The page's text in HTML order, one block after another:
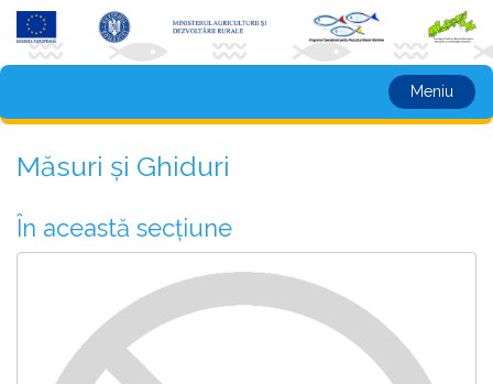
Meniu
Măsuri și Ghiduri
În această secțiune